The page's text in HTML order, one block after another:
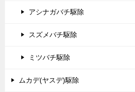
アシナガバチ駆除
スズメバチ駆除
ミツバチ駆除
ムカデ(ヤスデ)駆除